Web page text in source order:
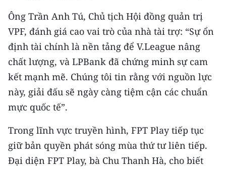
Đồng bằng sông Cửu Long
Chuyên trang Hà Nội
Chuyên trang TP. Hồ Chí Minh
CHUYÊN ĐỀ
VỀ BÁO NHÂN DÂN
Ông Trần Anh Tú, Chủ tịch Hội đồng quản trị
VPF, đánh giá cao vai trò của nhà tài trợ: “Sự ổn
định tài chính là nền tảng để V.League nâng
chất lượng, và LPBank đã chứng minh sự cam
kết mạnh mẽ. Chúng tôi tin rằng với nguồn lực
này, giải đấu sẽ ngày càng tiệm cận các chuẩn
mực quốc tế”.
Trong lĩnh vực truyền hình, FPT Play tiếp tục
giữ bản quyền phát sóng mùa thứ tư liên tiếp.
Đại diện FPT Play, bà Chu Thanh Hà, cho biết